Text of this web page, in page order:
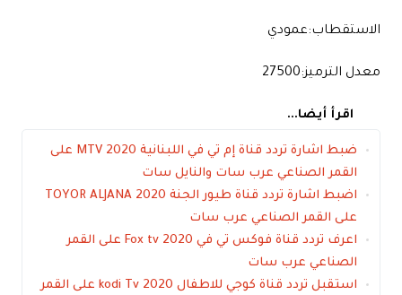
الاستقطاب:عمودي
معدل الترميز:27500
اقرأ أيضا...
ضبط اشارة تردد قناة إم تي في اللبنانية MTV 2020 على
القمر الصناعي عرب سات والنايل سات
اضبط اشارة تردد قناة طيور الجنة TOYOR ALJANA 2020
على القمر الصناعي عرب سات
اعرف تردد قناة فوكس تي في Fox tv 2020 على القمر
الصناعي عرب سات
استقبل تردد قناة كوجي للاطفال kodi Tv 2020 على القمر